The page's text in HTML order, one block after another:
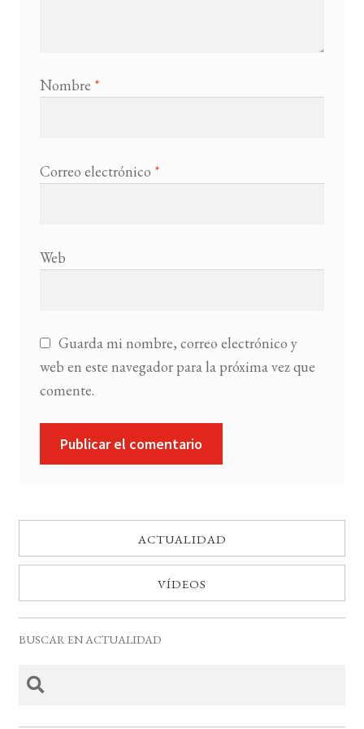
Nombre *
Correo electrónico *
Web
Guarda mi nombre, correo electrónico y
web en este navegador para la próxima vez que
comente.
ACTUALIDAD
VÍDEOS
BUSCAR EN ACTUALIDAD